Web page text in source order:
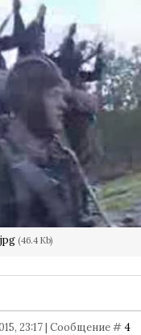
(46.4 Kb)
23:17 | Сообщение #4